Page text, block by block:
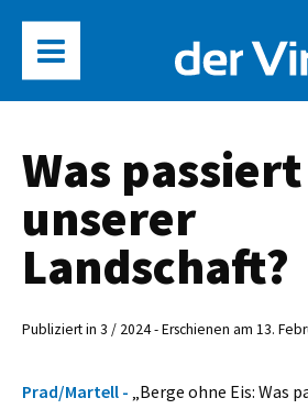
Was
unserer
Landschaft?
Publiziert in 3 / 2024 - Erschienen am 13.
Prad/Martell - „Berge ohne Eis: Was